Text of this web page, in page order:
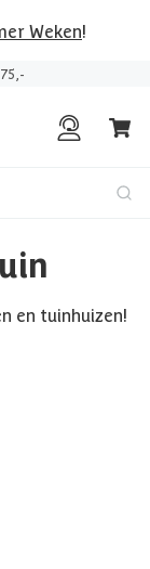
Weken!
en tuinhuizen!